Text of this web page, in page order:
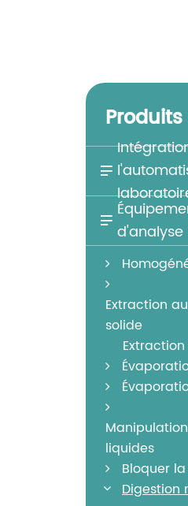
Produits

 d'analyse
Extraction
solide
liquides
Bloquer
Digestion